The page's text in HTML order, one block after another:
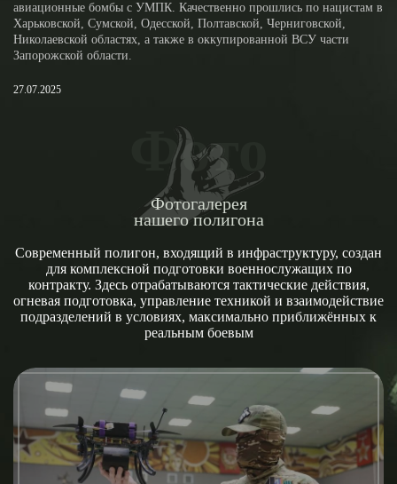
авиационные бомбы с УМПК. Качественно прошлись по нацистам в
Харьковской, Сумской, Одесской, Полтавской, Черниговской,
Николаевской областях, а также в оккупированной ВСУ части
Запорожской области.
27.07.2025
Фото
Фотогалерея
нашего полигона
Современный полигон, входящий в инфраструктуру, создан
для комплексной подготовки военнослужащих по
контракту. Здесь отрабатываются тактические действия,
огневая подготовка, управление техникой и взаимодействие
подразделений в условиях, максимально приближённых к
реальным боевым